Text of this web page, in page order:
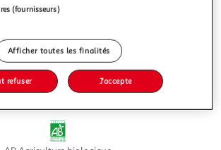
Afficher le prix
Eurofeuille - Bio européen
(fournisseurs)
Afficher toutes les finalités
refuser J'accepte